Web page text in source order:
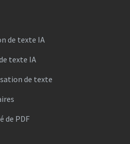
de texte IA
texte IA
de texte
de PDF